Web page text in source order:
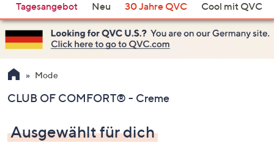
du
heute?
Vorschläge
verfügbar
sind,
verwenden
Sie
Pfeiltasten
oben
und
Tagesangebot Neu 30 Jahre QVC Cool mit QVC
Mode
CLUB OF COMFORT® - Creme
Ausgewählt für dich